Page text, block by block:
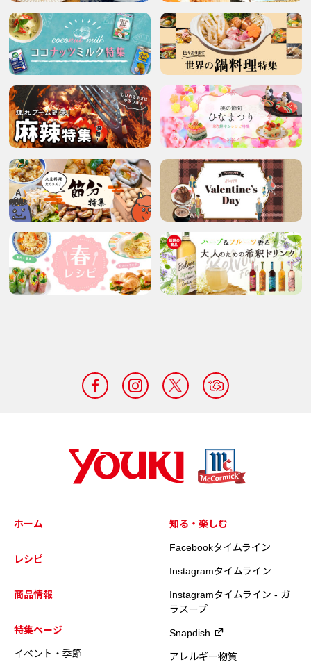
ホーム
レシピ
商品情報
特集ページ
イベント・季節
知る・楽しむ
Facebookタイムライン
Instagramタイムライン
Instagramタイムライン - ガ
ラスープ
Snapdish
アレルギー物質